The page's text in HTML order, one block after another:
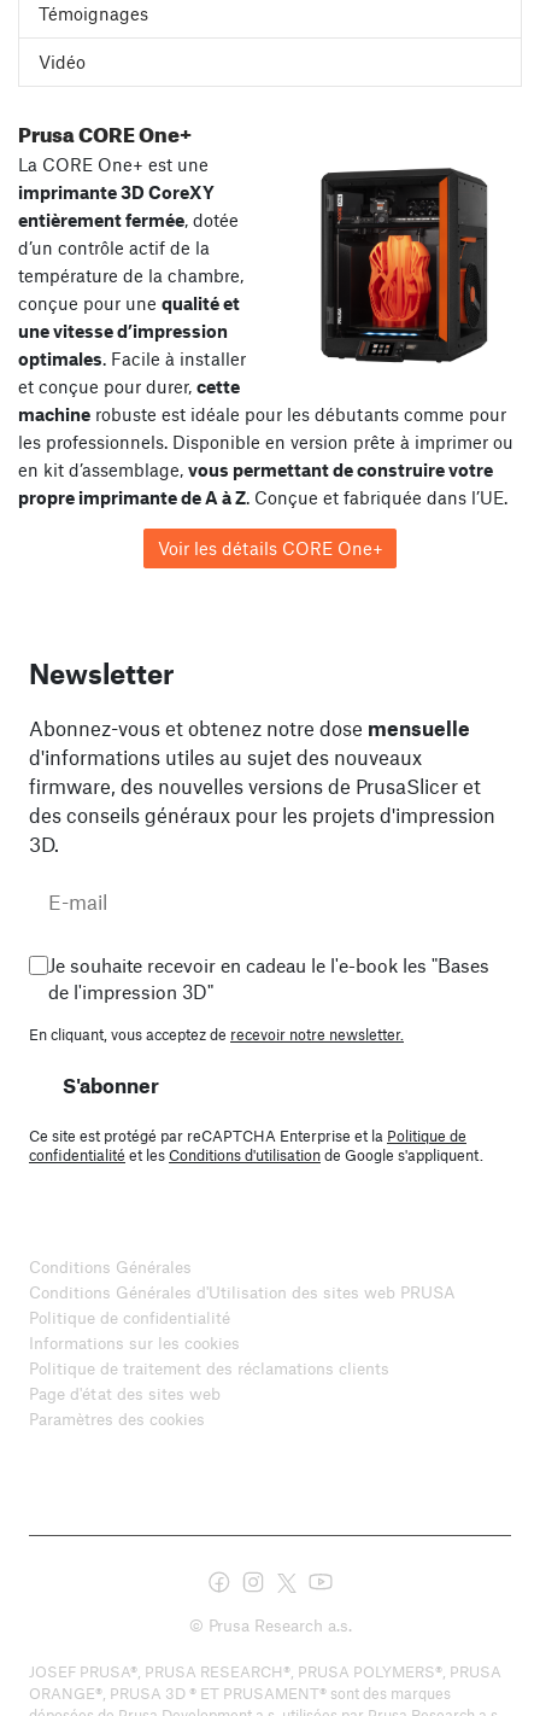
Témoignages
Vidéo
Prusa CORE One+
La CORE One+ est une
imprimante 3D CoreXY
entièrement fermée, dotée
d’un contrôle actif de la
température de la chambre,
conçue pour une qualité et
une vitesse d’impression
optimales. Facile à installer
et conçue pour durer, cette
machine robuste est idéale pour les débutants comme pour
les professionnels. Disponible en version prête à imprimer ou
en kit d’assemblage, vous permettant de construire votre
propre imprimante de A à Z. Conçue et fabriquée dans l’UE.
Voir les détails CORE One+
Newsletter
Abonnez-vous et obtenez notre dose mensuelle
d'informations utiles au sujet des nouveaux
firmware, des nouvelles versions de PrusaSlicer et
des conseils généraux pour les projets d'impression
3D.
Je souhaite recevoir en cadeau le l'e-book les "Bases
de l'impression 3D"
En cliquant, vous acceptez de recevoir notre newsletter.
S'abonner
Ce site est protégé par reCAPTCHA Enterprise et la Politique de
confidentialité et lesConditions d'utilisationde Google s'appliquent.
Conditions Générales
Conditions Générales d'Utilisation des sites web PRUSA
Politique de confidentialité
Informations sur les cookies
Politique de traitement des réclamations clients
Page d'état des sites web
Paramètres des cookies
© Prusa Research a.s.
JOSEF PRUSA®, PRUSA RESEARCH®, PRUSA POLYMERS®, PRUSA
ORANGE®, PRUSA 3D ® ET PRUSAMENT® sont des marques